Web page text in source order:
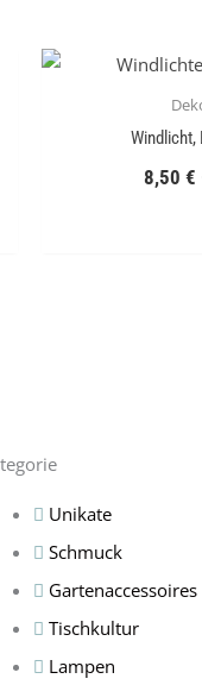
Windlicht,
8,50 €
Unikate
Schmuck
Gartenaccessoires
Tischkultur
Lampen